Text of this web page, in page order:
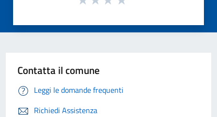
Contatta il comune
Leggi le domande frequenti
Richiedi Assistenza